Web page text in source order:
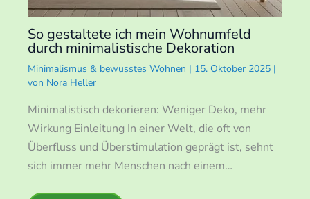
So gestaltete ich mein Wohnumfeld
durch minimalistische Dekoration
Minimalismus & bewusstes Wohnen | 15. Oktober 2025 |
von Nora Heller
Minimalistisch dekorieren: Weniger Deko, mehr
Wirkung Einleitung In einer Welt, die oft von
Überfluss und Überstimulation geprägt ist, sehnt
sich immer mehr Menschen nach einem…